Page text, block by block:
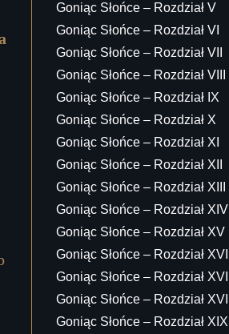
Goniąc Słońce – Rozdział V
Goniąc Słońce – Rozdział VI
Goniąc Słońce – Rozdział VII
Goniąc Słońce – Rozdział VIII
Goniąc Słońce – Rozdział IX
Goniąc Słońce – Rozdział X
Goniąc Słońce – Rozdział XI
Goniąc Słońce – Rozdział XII
Goniąc Słońce – Rozdział XIII
Goniąc Słońce – Rozdział XIV
Goniąc Słońce – Rozdział XV
Goniąc Słońce – Rozdział XVI
Goniąc Słońce – Rozdział XVII
Goniąc Słońce – Rozdział XVIII
Goniąc Słońce – Rozdział XIX